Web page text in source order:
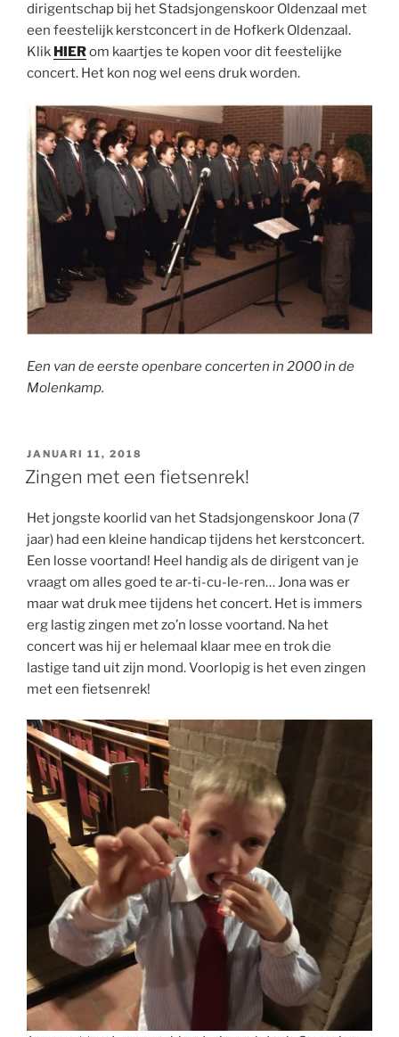
dirigentschap bij het Stadsjongenskoor Oldenzaal met
een feestelijk kerstconcert in de Hofkerk Oldenzaal.
Klik HIERom kaartjes te kopen voor dit feestelijke
concert. Het kon nog wel eens druk worden.
Een van de eerste openbare concerten in 2000 in de
Molenkamp.
GEPLAATST
OP
JANUARI 11, 2018
Zingen met een fietsenrek!
Het jongste koorlid van het Stadsjongenskoor Jona (7
jaar) had een kleine handicap tijdens het kerstconcert.
Een losse voortand! Heel handig als de dirigent van je
vraagt om alles goed te ar-ti-cu-le-ren… Jona was er
maar wat druk mee tijdens het concert. Het is immers
erg lastig zingen met zo’n losse voortand. Na het
concert was hij er helemaal klaar mee en trok die
lastige tand uit zijn mond. Voorlopig is het even zingen
met een fietsenrek!